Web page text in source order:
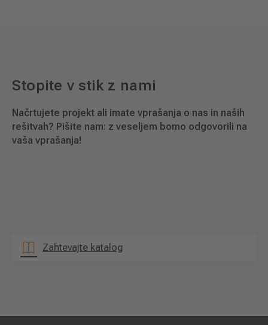
Stopite v stik z nami
Načrtujete projekt ali imate vprašanja o nas in naših
rešitvah? Pišite nam: z veseljem bomo odgovorili na
vaša vprašanja!
Zahtevajte katalog